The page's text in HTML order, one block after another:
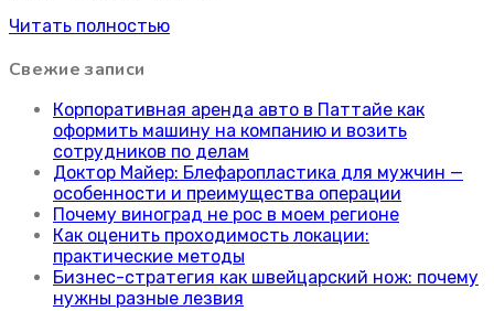
Читать полностью
Свежие записи
Корпоративная аренда авто в Паттайе как
оформить машину на компанию и возить
сотрудников по делам
Доктор Майер: Блефаропластика для мужчин —
особенности и преимущества операции
Почему виноград не рос в моем регионе
Как оценить проходимость локации:
практические методы
Бизнес-стратегия как швейцарский нож: почему
нужны разные лезвия